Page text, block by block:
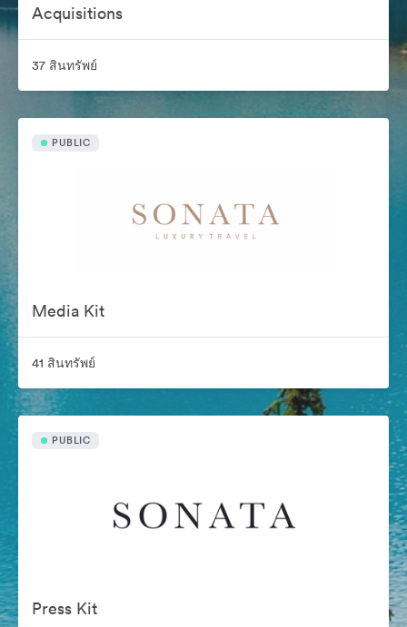
Acquisitions
37 สินทรัพย์
PUBLIC
Media Kit
41 สินทรัพย์
PUBLIC
Press Kit